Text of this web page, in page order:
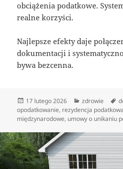
obciążenia podatkowe.
realne korzyści.
Najlepsze efekty daje
dokumentacji i
bywa bezcenna.
Data
publikacji
17 lutego 2026 Kategorie
zdrowie
opodatkowanie, rezydencja podatkowa
międzynarodowe, umowy o unikaniu